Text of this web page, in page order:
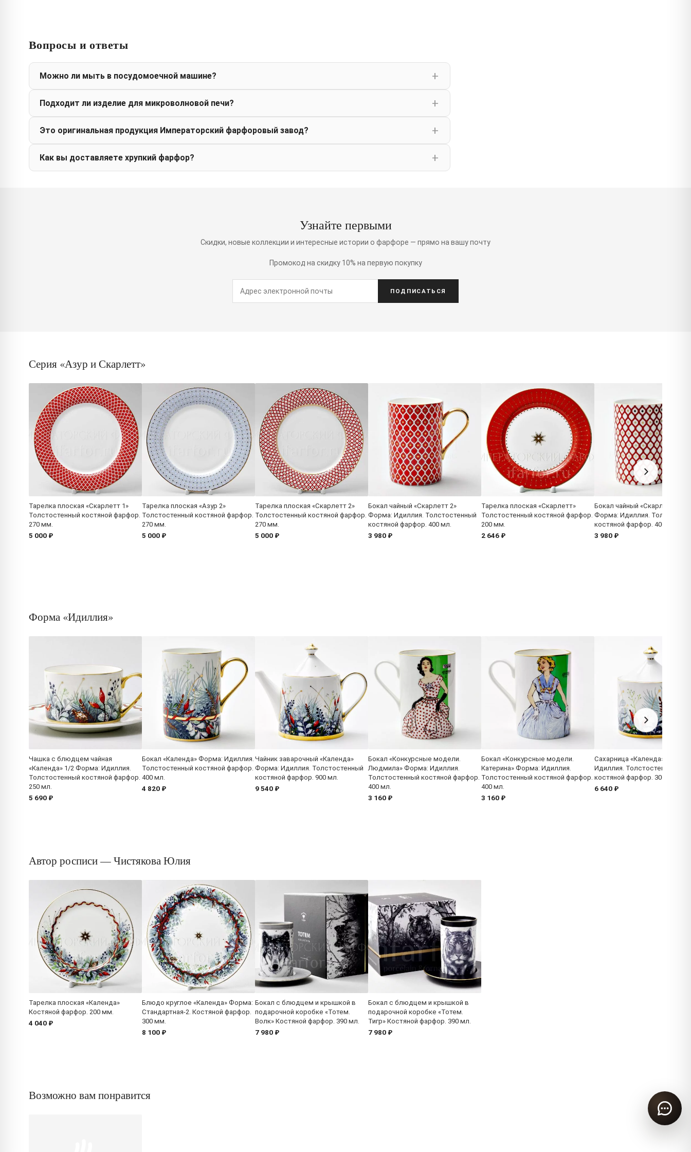
Вопросы и ответы
Можно ли мыть в посудомоечной машине?
Подходит ли изделие для микроволновой печи?
Это оригинальная продукция Императорский фарфоровый завод?
Как вы доставляете хрупкий фарфор?
Узнайте первыми
Скидки, новые коллекции и интересные истории о фарфоре — прямо на вашу почту
Промокод на скидку 10% на первую покупку
ПОДПИСАТЬСЯ
Серия «Азур и Скарлетт»
Тарелка плоская «Скарлетт 1»
Толстостенный костяной фарфор.
270 мм.
5 000 ₽
Тарелка плоская «Азур 2»
Толстостенный костяной фарфор.
270 мм.
5 000 ₽
Тарелка плоская «Скарлетт 2»
Толстостенный костяной фарфор.
270 мм.
5 000 ₽
Бокал чайный «Скарлетт 2»
Форма: Идиллия. Толстостенный
костяной фарфор. 400 мл.
3 980 ₽
Тарелка плоская «Скарлетт»
Толстостенный костяной фарфор.
200 мм.
2 646 ₽
Бокал чайный «Скарлетт 1»
Форма: Идиллия.
костяной фарфор. 400 мл.
3 980 ₽
Форма «Идиллия»
Чашка с блюдцем чайная
«Календа» 1/2 Форма: Идиллия.
Толстостенный костяной фарфор.
250 мл.
5 690 ₽
Бокал «Календа» Форма: Идиллия.
Толстостенный костяной фарфор.
400 мл.
4 820 ₽
Чайник заварочный «Календа»
Форма: Идиллия. Толстостенный
костяной фарфор. 900 мл.
9 540 ₽
Бокал «Конкурсные модели.
Людмила» Форма: Идиллия.
Толстостенный костяной фарфор.
400 мл.
3 160 ₽
Бокал «Конкурсные модели.
Катерина» Форма: Идиллия.
Толстостенный костяной фарфор.
400 мл.
3 160 ₽
Сахарница «Календа» Форма:
Идиллия. Толстостенный
костяной фарфор. 300 мл.
6 640 ₽
Автор росписи — Чистякова Юлия
Тарелка плоская «Календа»
Костяной фарфор. 200 мм.
4 040 ₽
Блюдо круглое «Календа» Форма:
Стандартная-2. Костяной фарфор.
300 мм.
8 100 ₽
Бокал с блюдцем и крышкой в
подарочной коробке «Тотем.
Волк» Костяной фарфор. 390 мл.
7 980 ₽
Бокал с блюдцем и крышкой в
подарочной коробке «Тотем.
Тигр» Костяной фарфор. 390 мл.
7 980 ₽
Возможно вам понравится